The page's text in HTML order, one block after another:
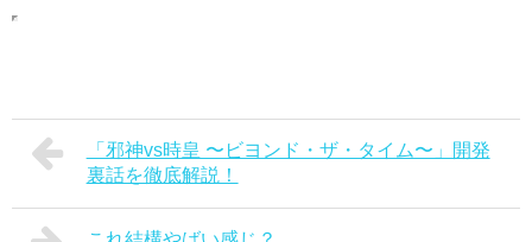
「邪神vs時皇 〜ビヨンド・ザ・タイム〜」開発
裏話を徹底解説！